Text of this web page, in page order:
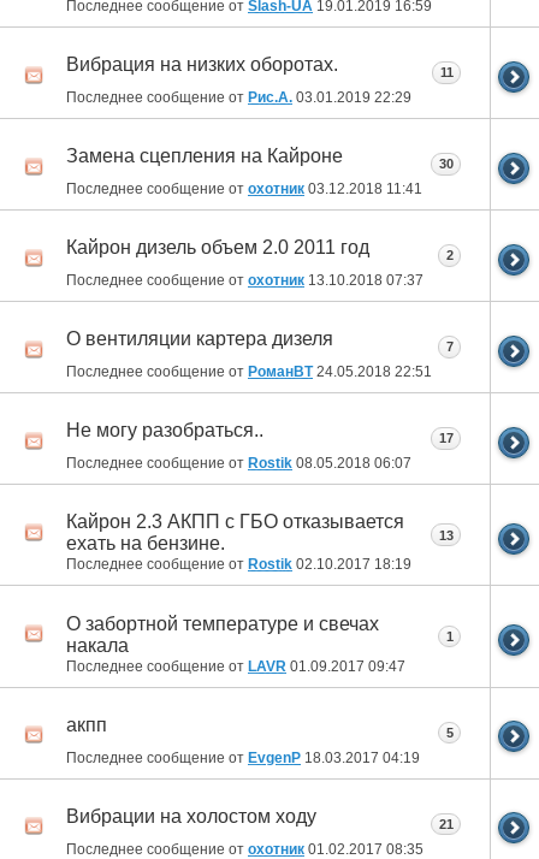
Последнее сообщение от Slash-UA 19.01.2019 16:59
Вибрация на низких оборотах.
Последнее сообщение от Рис.А. 03.01.2019 22:29
11
Замена сцепления на Кайроне
Последнее сообщение от охотник 03.12.2018 11:41
30
Кайрон дизель объем 2.0 2011 год
Последнее сообщение от охотник 13.10.2018 07:37
2
О вентиляции картера дизеля
Последнее сообщение от РоманВТ24.05.2018 22:51
7
Не могу разобраться..
Последнее сообщение от Rostik 08.05.2018 06:07
17
Кайрон 2.3 АКПП с ГБО отказывается
ехать на бензине.
Последнее сообщение от Rostik 02.10.2017 18:19
13
О забортной температуре и свечах
накала
Последнее сообщение от LAVR 01.09.2017 09:47
1
акпп
Последнее сообщение от EvgenP 18.03.2017 04:19
5
Вибрации на холостом ходу
Последнее сообщение от охотник 01.02.2017 08:35
21